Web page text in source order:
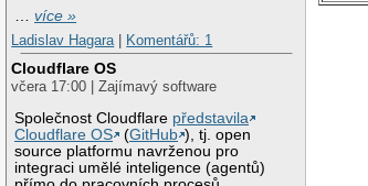
…více »
Ladislav Hagara
Komentářů: 1
Cloudflare OS
včera 17:00 | Zajímavý software
Společnost Cloudflare představila
Cloudflare OS
(GitHub ), tj. open
source platformu navrženou pro
integraci umělé inteligence (agentů)